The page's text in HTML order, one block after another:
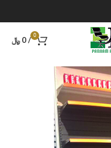
0
/
0 ﷼